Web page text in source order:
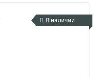
В наличии